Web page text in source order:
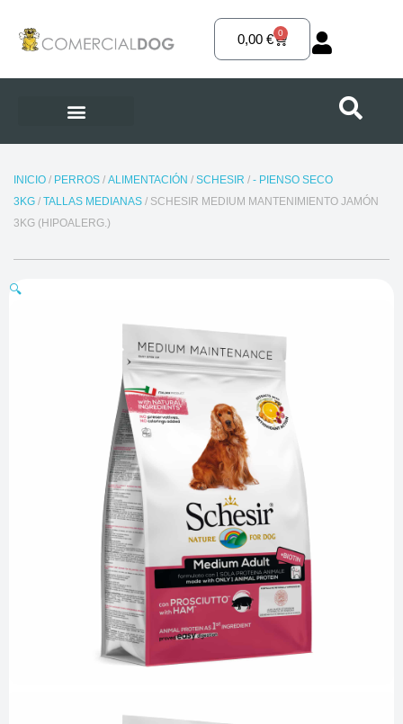
contenido
0,00€ 0
Carrito
INICIO/ PERROS/ ALIMENTACIÓN / SCHESIR / - PIENSO SECO
3KG/ TALLAS MEDIANAS/ SCHESIR MEDIUM MANTENIMIENTO JAMÓN
3KG (HIPOALERG.)
🔍